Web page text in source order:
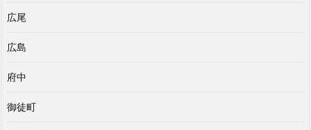
広尾
広島
府中
御徒町